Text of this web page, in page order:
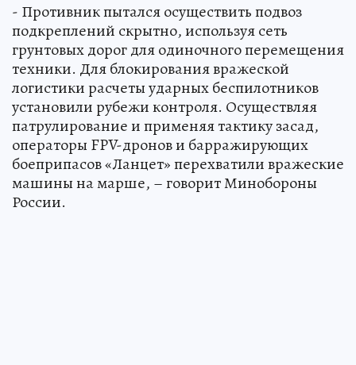
- Противник пытался осуществить подвоз
подкреплений скрытно, используя сеть
грунтовых дорог для одиночного перемещения
техники. Для блокирования вражеской
логистики расчеты ударных беспилотников
установили рубежи контроля. Осуществляя
патрулирование и применяя тактику засад,
операторы FPV-дронов и барражирующих
боеприпасов «Ланцет» перехватили вражеские
машины на марше, – говорит Минобороны
России.